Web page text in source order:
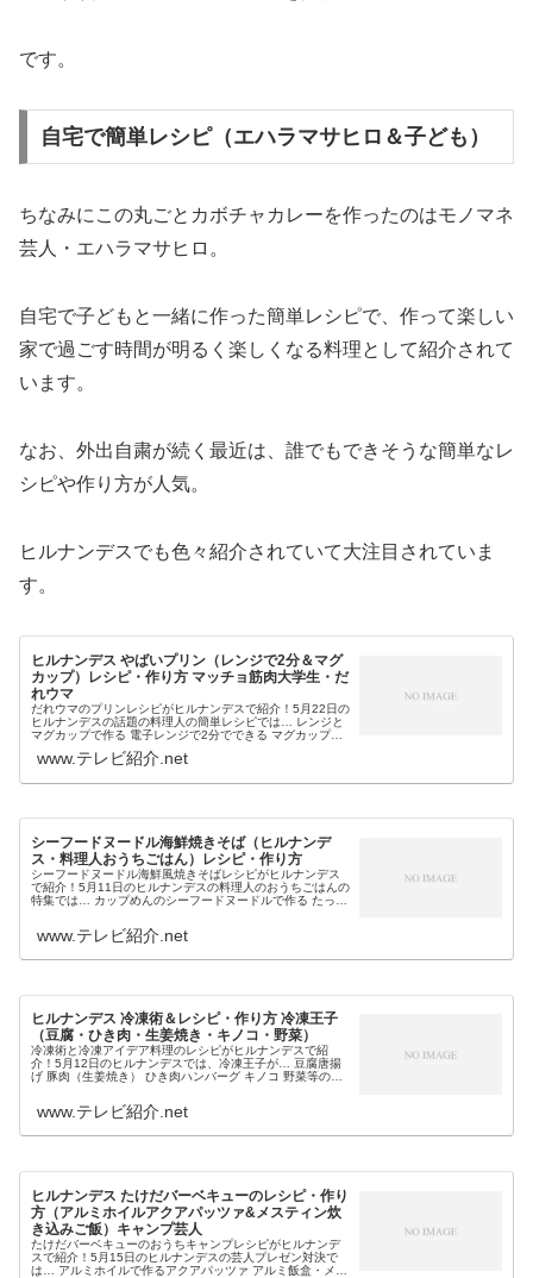
です。
自宅で簡単レシピ（エハラマサヒロ＆子ども）
ちなみにこの丸ごとカボチャカレーを作ったのはモノマネ
芸人・エハラマサヒロ。
自宅で子どもと一緒に作った簡単レシピで、作って楽しい
家で過ごす時間が明るく楽しくなる料理として紹介されて
います。
なお、外出自粛が続く最近は、誰でもできそうな簡単なレ
シピや作り方が人気。
ヒルナンデスでも色々紹介されていて大注目されていま
す。
ヒルナンデス やばいプリン（レンジで2分＆マグ
カップ）レシピ・作り方 マッチョ筋肉大学生・だ
れウマ
だれウマのプリンレシピがヒルナンデスで紹介！5月22日の
ヒルナンデスの話題の料理人の簡単レシピでは… レンジと
マグカップで作る 電子レンジで2分でできる マグカップや
マッチョ大学生...
www.テレビ紹介.net
シーフードヌードル海鮮焼きそば（ヒルナンデ
ス・料理人おうちごはん）レシピ・作り方
シーフードヌードル海鮮風焼きそばレシピがヒルナンデス
で紹介！5月11日のヒルナンデスの料理人のおうちごはんの
特集では… カップめんのシーフードヌードルで作る たった
ーフードヌードル海鮮...
www.テレビ紹介.net
ヒルナンデス 冷凍術＆レシピ・作り方 冷凍王子
（豆腐・ひき肉・生姜焼き・キノコ・野菜）
冷凍術と冷凍アイデア料理のレシピがヒルナンデスで紹
介！5月12日のヒルナンデスでは、冷凍王子が… 豆腐唐揚
げ 豚肉（生姜焼き） ひき肉ハンバーグ キノコ 野菜等の冷
今回は、今日のヒルナンデ...
www.テレビ紹介.net
ヒルナンデス たけだバーベキューのレシピ・作り
方（アルミホイルアクアパッツァ&メスティン炊
き込みご飯）キャンプ芸人
たけだバーベキューのおうちキャンプレシピがヒルナンデ
スで紹介！5月15日のヒルナンデスの芸人プレゼン対決で
は… アルミホイルで作るアクアパッツァ アルミ飯盒・メス